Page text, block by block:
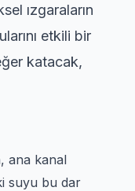
ızgaraların
etkili bir
katacak,
ana kanal
suyu bu dar